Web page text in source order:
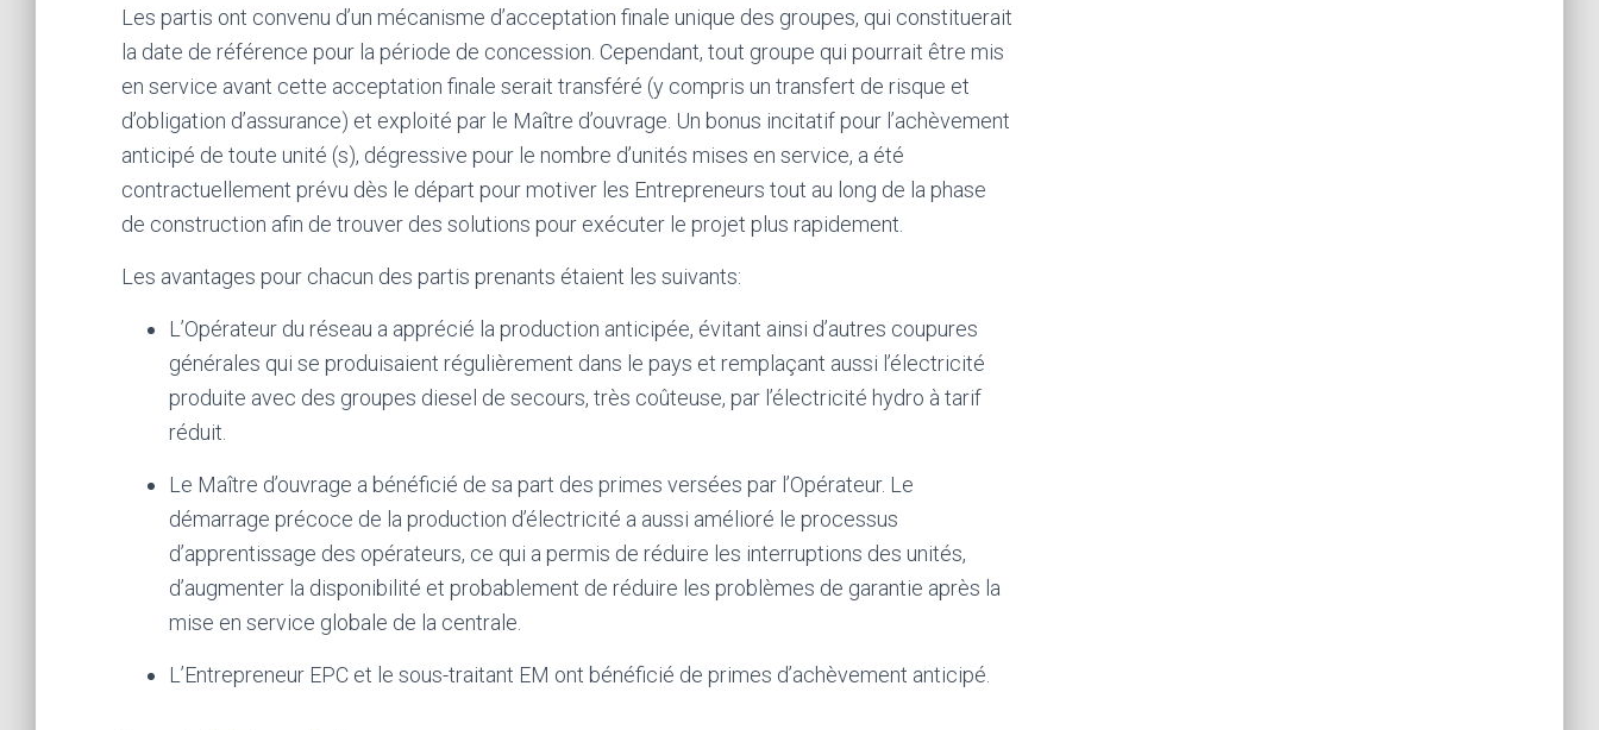
Les partis ont convenu d’un mécanisme d’acceptation finale unique des groupes, qui constituerait
la date de référence pour la période de concession. Cependant, tout groupe qui pourrait être mis
en service avant cette acceptation finale serait transféré (y compris un transfert de risque et
d’obligation d’assurance) et exploité par le Maître d’ouvrage. Un bonus incitatif pour l’achèvement
anticipé de toute unité (s), dégressive pour le nombre d’unités mises en service, a été
contractuellement prévu dès le départ pour motiver les Entrepreneurs tout au long de la phase
de construction afin de trouver des solutions pour exécuter le projet plus rapidement.
Les avantages pour chacun des partis prenants étaient les suivants:
L’Opérateur du réseau a apprécié la production anticipée, évitant ainsi d’autres coupures
générales qui se produisaient régulièrement dans le pays et remplaçant aussi l’électricité
produite avec des groupes diesel de secours, très coûteuse, par l’électricité hydro à tarif
réduit.
Le Maître d’ouvrage a bénéficié de sa part des primes versées par l’Opérateur. Le
démarrage précoce de la production d’électricité a aussi amélioré le processus
d’apprentissage des opérateurs, ce qui a permis de réduire les interruptions des unités,
d’augmenter la disponibilité et probablement de réduire les problèmes de garantie après la
mise en service globale de la centrale.
L’Entrepreneur EPC et le sous-traitant EM ont bénéficié de primes d’achèvement anticipé.